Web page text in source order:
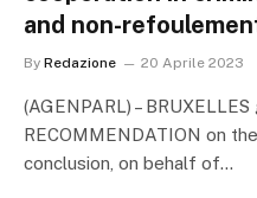
and non-
By Redazione 20 Aprile 2023
(AGENPARL) –
RECOMMENDATION on
conclusion, on behalf of…